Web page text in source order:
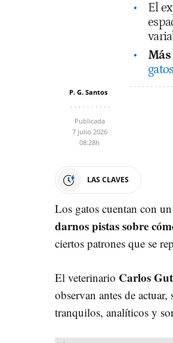
El
P. G. Santos
Publicada
7 julio 2026
08:28h
LAS CLAVES
Los gatos cuentan con
darnos pistas sobre
ciertos patrones que se
El veterinario Carlos
observan antes de
tranquilos, analíticos y